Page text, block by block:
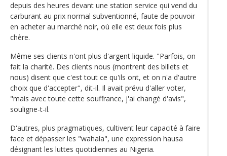
depuis des heures devant une station service qui vend du
carburant au prix normal subventionné, faute de pouvoir
en acheter au marché noir, où elle est deux fois plus
chère.
Même ses clients n'ont plus d'argent liquide. "Parfois, on
fait la charité. Des clients nous (montrent des billets et
nous) disent que c'est tout ce qu'ils ont, et on n'a d'autre
choix que d'accepter", dit-il. Il avait prévu d'aller voter,
"mais avec toute cette souffrance, j'ai changé d'avis",
souligne-t-il.
D'autres, plus pragmatiques, cultivent leur capacité à faire
face et dépasser les "wahala", une expression hausa
désignant les luttes quotidiennes au Nigeria.